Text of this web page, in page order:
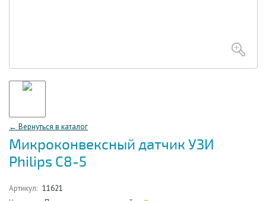
← Вернуться в каталог
Микроконвексный датчик УЗИ
Philips C8-5
Артикул: 11621